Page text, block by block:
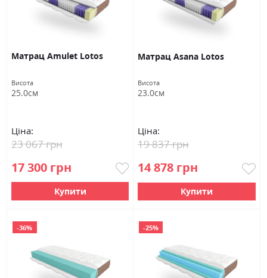
Матрац Amulet Lotos
Висота
25.0см
Ціна:
17 300 грн
23 067 грн
Купити
Матрац Asana Lotos
Висота
23.0см
Ціна:
14 878 грн
19 837 грн
Купити
-36% -25%